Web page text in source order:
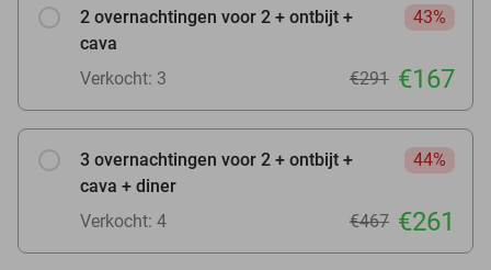
2 overnachtingen voor 2 + ontbijt +
cava
43%
Verkocht: 3 €291 €167
3 overnachtingen voor 2 + ontbijt +
cava + diner
44%
Verkocht: 4 €467 €261